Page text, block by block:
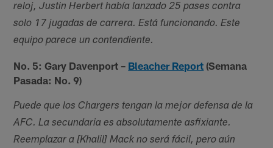
reloj, Justin Herbert había lanzado 25 pases contra
solo 17 jugadas de carrera. Está funcionando. Este
equipo parece un contendiente.
No. 5: Gary Davenport – Bleacher Report (Semana
Pasada: No. 9)
Puede que los Chargers tengan la mejor defensa de la
AFC. La secundaria es absolutamente asfixiante.
Reemplazar a [Khalil] Mack no será fácil, pero aún